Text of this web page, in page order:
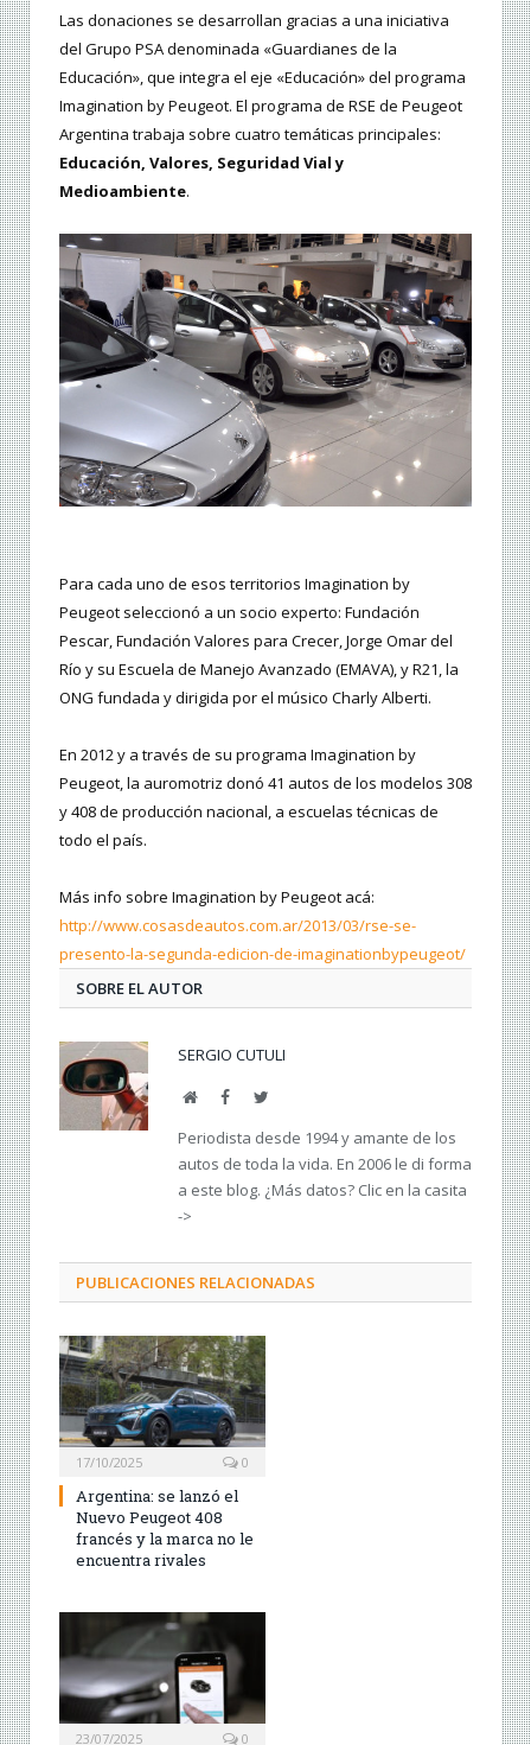
Las donaciones se desarrollan gracias a una iniciativa
del Grupo PSA denominada «Guardianes de la
Educación», que integra el eje «Educación» del programa
Imagination by Peugeot. El programa de RSE de Peugeot
Argentina trabaja sobre cuatro temáticas principales:
Educación, Valores, Seguridad Vial y
Medioambiente.
Para cada uno de esos territorios Imagination by
Peugeot seleccionó a un socio experto: Fundación
Pescar, Fundación Valores para Crecer, Jorge Omar del
Río y su Escuela de Manejo Avanzado (EMAVA), y R21, la
ONG fundada y dirigida por el músico Charly Alberti.
En 2012 y a través de su programa Imagination by
Peugeot, la auromotriz donó 41 autos de los modelos 308
y 408 de producción nacional, a escuelas técnicas de
todo el país.
Más info sobre Imagination by Peugeot acá:
http://www.cosasdeautos.com.ar/2013/03/rse-se-
presento-la-segunda-edicion-de-imaginationbypeugeot/
SOBRE EL AUTOR
SERGIO CUTULI
Web FacebookTwitter
Periodista desde 1994 y amante de los
autos de toda la vida. En 2006 le di forma
a este blog. ¿Más datos? Clic en la casita
->
PUBLICACIONES RELACIONADAS
17/10/2025 0
Argentina: se lanzó el
Nuevo Peugeot 408
francés y la marca no le
encuentra rivales
23/07/2025 0